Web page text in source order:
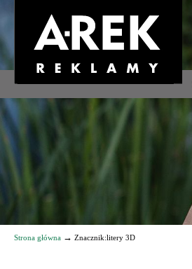
Agencja reklamowa. Reklama – usługi, druk
Navigation
Strona główna → Znacznik:litery 3D